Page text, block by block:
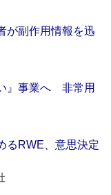
が副作用情報を迅
』事業へ 非常用
るRWE、意思決定